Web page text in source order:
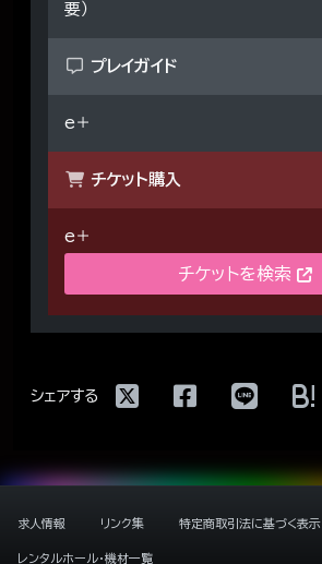
要）
プレイガイド
e＋
チケット購入
e＋
チケットを検索
シェアする !
求人情報 リンク集 特定商取引法に基づく表示
レンタルホール・機材一覧